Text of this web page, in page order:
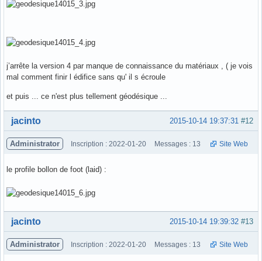
j’arrête la version 4 par manque de connaissance du matériaux , ( je vois
mal comment finir l édifice sans qu' il s écroule
et puis ... ce n'est plus tellement géodésique ...
Hors ligne #12
2015-10-14 19:37:31
jacinto
Administrator Inscription : 2022-01-20 Messages : 13 Site Web
le profile bollon de foot (laid) :
Hors ligne #13
2015-10-14 19:39:32
jacinto
Administrator Inscription : 2022-01-20 Messages : 13 Site Web